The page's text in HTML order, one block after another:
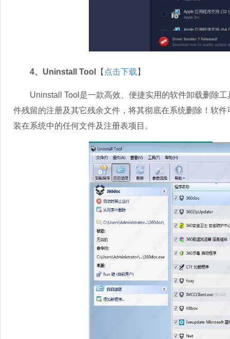
4、Uninstall Tool 【 点击下载 】
Uninstall Tool是一款高效、便捷实用的软件卸载删除工
件残留的注册及其它残余文件，将其彻底在系统删除！软
装在系统中的任何文件及注册表项目。